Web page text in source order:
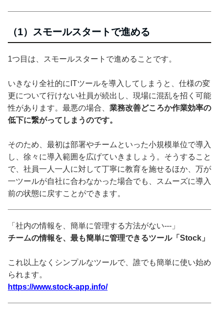
（1）スモールスタートで進める
1つ目は、スモールスタートで進めることです。
いきなり全社的にITツールを導入してしまうと、仕様の変
更について行けない社員が続出し、現場に混乱を招く可能
性があります。最悪の場合、 業務改善どころか作業効率の
低下に繋がってしまうのです。
そのため、最初は部署やチームといった小規模単位で導入
し、徐々に導入範囲を広げていきましょう。そうすること
で、社員一人一人に対して丁寧に教育を施せるほか、万が
一ツールが自社に合わなかった場合でも、スムーズに導入
前の状態に戻すことができます。
「社内の情報を、簡単に管理する方法がない---」
チームの情報を、最も簡単に管理できるツール「Stock」
これ以上なくシンプルなツールで、誰でも簡単に使い始め
られます。
https://www.stock-app.info/